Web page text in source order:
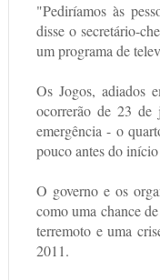
"Pediríamos às
disse o secretário-
um programa de
Os Jogos, adiados
ocorrerão de 23
emergência - o
pouco antes do
O governo e os
como uma chance
terremoto e uma
2011.